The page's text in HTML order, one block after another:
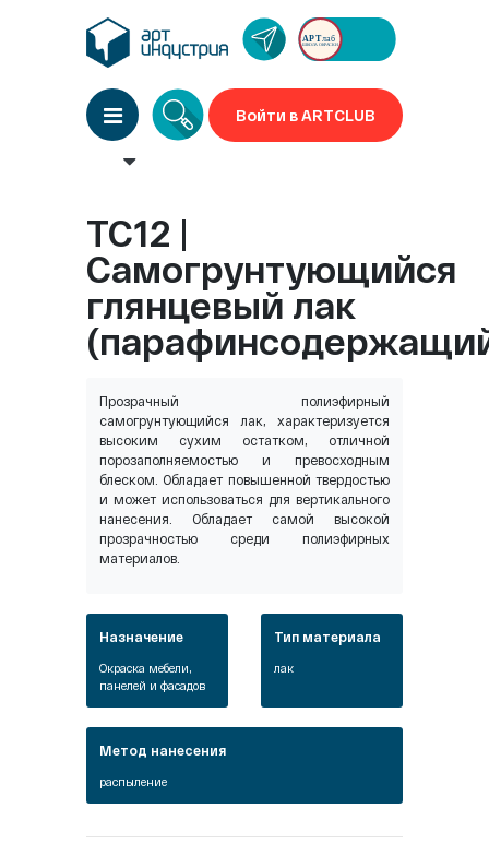
Войти в ARTCLUB
TC12 |
Самогрунтующийся
глянцевый лак
Прозрачный полиэфирный
самогрунтующийся лак, характеризуется
высоким сухим остатком, отличной
порозаполняемостью и превосходным
блеском. Обладает повышенной твердостью
и может использоваться для вертикального
нанесения. Обладает самой высокой
прозрачностью среди полиэфирных
материалов.
Назначение
Окраска мебели,
панелей и фасадов
Тип материала
лак
Метод нанесения
распыление